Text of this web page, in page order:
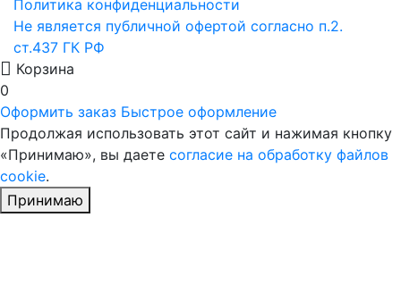
Политика конфиденциальности
Не является публичной офертой согласно п.2.
ст.437 ГК РФ
Корзина
0
Оформить заказ Быстрое оформление
Продолжая использовать этот сайт и нажимая кнопку
«Принимаю», вы даете согласие на обработку файлов
cookie.
Принимаю